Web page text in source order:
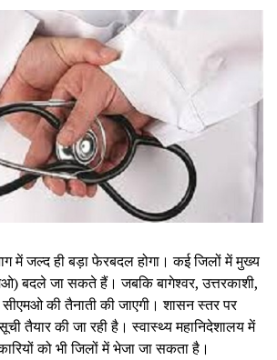
में जल्द ही बड़ा फेरबदल होगा। कई जिलों में मुख्य
बदले जा सकते हैं। जबकि बागेश्वर, उत्तरकाशी,
की तैनाती की जाएगी। शासन स्तर पर
तैयार की जा रही है। स्वास्थ्य महानिदेशालय में
को भी जिलों में भेजा जा सकता है।